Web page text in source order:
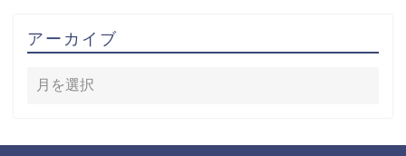
アーカイブ